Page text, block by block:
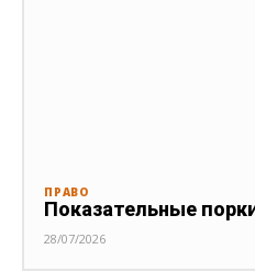
ПРАВО
Показательные
28/07/2026